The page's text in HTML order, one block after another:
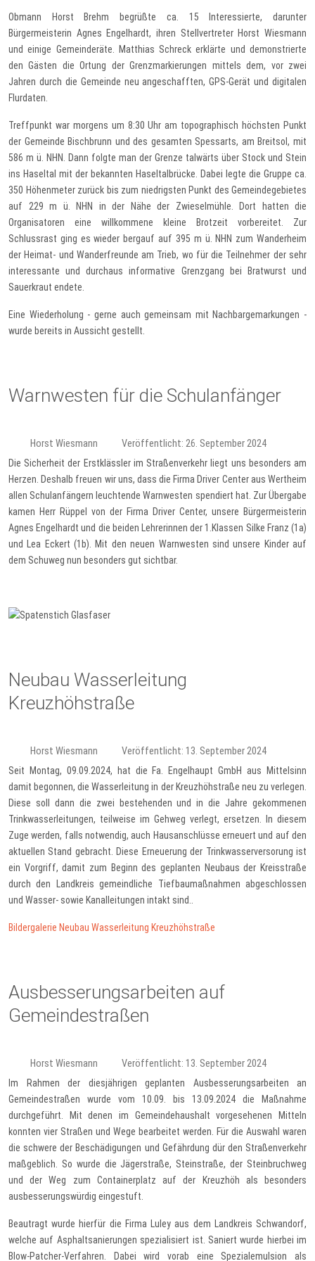
Obmann Horst Brehm begrüßte ca. 15 Interessierte, darunter
Bürgermeisterin Agnes Engelhardt, ihren Stellvertreter Horst Wiesmann
und einige Gemeinderäte. Matthias Schreck erklärte und demonstrierte
den Gästen die Ortung der Grenzmarkierungen mittels dem, vor zwei
Jahren durch die Gemeinde neu angeschafften, GPS-Gerät und digitalen
Flurdaten.
Treffpunkt war morgens um 8:30 Uhr am topographisch höchsten Punkt
der Gemeinde Bischbrunn und des gesamten Spessarts, am Breitsol, mit
586 m ü. NHN. Dann folgte man der Grenze talwärts über Stock und Stein
ins Haseltal mit der bekannten Haseltalbrücke. Dabei legte die Gruppe ca.
350 Höhenmeter zurück bis zum niedrigsten Punkt des Gemeindegebietes
auf 229 m ü. NHN in der Nähe der Zwieselmühle. Dort hatten die
Organisatoren eine willkommene kleine Brotzeit vorbereitet. Zur
Schlussrast ging es wieder bergauf auf 395 m ü. NHN zum Wanderheim
der Heimat- und Wanderfreunde am Trieb, wo für die Teilnehmer der sehr
interessante und durchaus informative Grenzgang bei Bratwurst und
Sauerkraut endete.
Eine Wiederholung - gerne auch gemeinsam mit Nachbargemarkungen -
wurde bereits in Aussicht gestellt.
Warnwesten für die Schulanfänger
Horst Wiesmann Veröffentlicht: 26. September 2024
Die Sicherheit der Erstklässler im Straßenverkehr liegt uns besonders am
Herzen. Deshalb freuen wir uns, dass die Firma Driver Center aus Wertheim
allen Schulanfängern leuchtende Warnwesten spendiert hat. Zur Übergabe
kamen Herr Rüppel von der Firma Driver Center, unsere Bürgermeisterin
Agnes Engelhardt und die beiden Lehrerinnen der 1.Klassen Silke Franz (1a)
und Lea Eckert (1b). Mit den neuen Warnwesten sind unsere Kinder auf
dem Schuweg nun besonders gut sichtbar.
Neubau Wasserleitung
Kreuzhöhstraße
Horst Wiesmann Veröffentlicht: 13. September 2024
Seit Montag, 09.09.2024, hat die Fa. Engelhaupt GmbH aus Mittelsinn
damit begonnen, die Wasserleitung in der Kreuzhöhstraße neu zu verlegen.
Diese soll dann die zwei bestehenden und in die Jahre gekommenen
Trinkwasserleitungen, teilweise im Gehweg verlegt, ersetzen. In diesem
Zuge werden, falls notwendig, auch Hausanschlüsse erneuert und auf den
aktuellen Stand gebracht. Diese Erneuerung der Trinkwasserversorung ist
ein Vorgriff, damit zum Beginn des geplanten Neubaus der Kreisstraße
durch den Landkreis gemeindliche Tiefbaumaßnahmen abgeschlossen
und Wasser- sowie Kanalleitungen intakt sind..
Bildergalerie Neubau Wasserleitung Kreuzhöhstraße
Ausbesserungsarbeiten auf
Gemeindestraßen
Horst Wiesmann Veröffentlicht: 13. September 2024
Im Rahmen der diesjährigen geplanten Ausbesserungsarbeiten an
Gemeindestraßen wurde vom 10.09. bis 13.09.2024 die Maßnahme
durchgeführt. Mit denen im Gemeindehaushalt vorgesehenen Mitteln
konnten vier Straßen und Wege bearbeitet werden. Für die Auswahl waren
die schwere der Beschädigungen und Gefährdung dür den Straßenverkehr
maßgeblich. So wurde die Jägerstraße, Steinstraße, der Steinbruchweg
und der Weg zum Containerplatz auf der Kreuzhöh als besonders
ausbesserungswürdig eingestuft.
Beautragt wurde hierfür die Firma Luley aus dem Landkreis Schwandorf,
welche auf Asphaltsanierungen spezialisiert ist. Saniert wurde hierbei im
Blow-Patcher-Verfahren. Dabei wird vorab eine Spezialemulsion als